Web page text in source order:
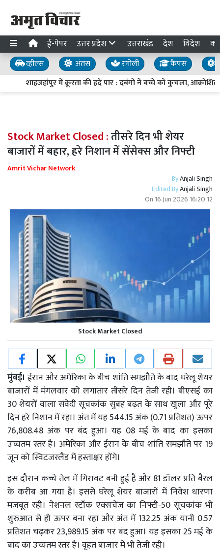
ई-पेपर उत्तर प्रदेश उत्तराखंड देश विदेश
व्हील्स अंतस रंगोली कैंपस
शाहजहांपुर में क्रूरता की हदें पार : दबंगों ने बच्चे को कुचला,
Stock Market Closed :तीसरे दिन भी शेयर
बाजारों में बहार, हरे निशान में सेंसेक्स और निफ्टी
Amrit Vichar Network
ByAnjali Singh
Edited ByAnjali Singh
On 16 Jun 2026 16:20:12
Stock Market Closed
मुंबई। ईरान और अमेरिका के बीच शांति समझौते के बाद घरेलू शेयर
बाजारों में मंगलवार को लगातार तीसरे दिन तेजी रही। बीएसई का
30 शेयरों वाला संवेदी सूचकांक सुबह बढ़त के साथ खुला और पूरे
दिन हरे निशान में रहा। अंत में यह 544.15 अंक (0.71 प्रतिशत) ऊपर
76,808.48 अंक पर बंद हुआ। यह 08 मई के बाद का इसका
उच्चतम स्तर है। अमेरिका और ईरान के बीच शांति समझौते पर 19
जून को स्विटजरलैंड में हस्ताक्षर होंगे।
इस दौरान कच्चे तेल में गिरावट बनी हुई है और 81 डॉलर प्रति बैरल
के करीब आ गया है। इससे घरेलू शेयर बाजारों में निवेश धारणा
मजबूत रही। नेशनल स्टॉक एक्सचेंज का निफ्टी-50 सूचकांक भी
शुरुआत से ही ऊपर बना रहा और अंत में 132.25 अंक यानी 0.57
प्रतिशत चढ़कर 23,989.15 अंक पर बंद हुआ। यह इसका 25 मई के
बाद का उच्चतम स्तर है। वृहत बाजार में भी तेजी रही।